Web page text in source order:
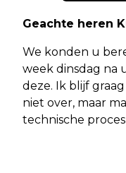
Geachte heren
We konden u
week dinsdag na
deze. Ik blijf
niet over, maar
technische